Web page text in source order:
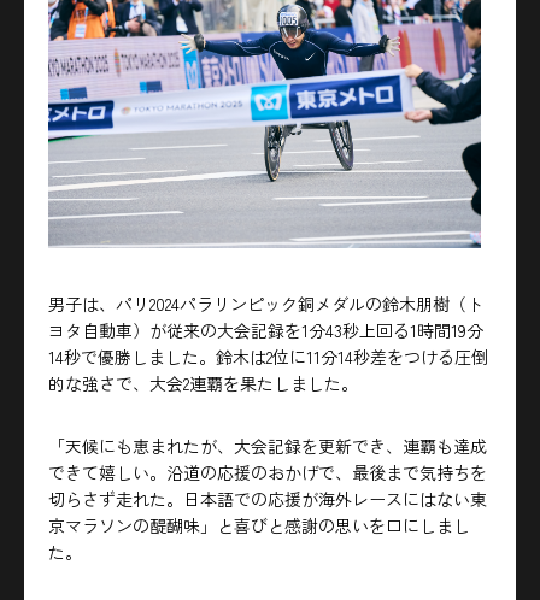
男子は、パリ2024パラリンピック銅メダルの鈴木朋樹（ト
ヨタ自動車）が従来の大会記録を1分43秒上回る1時間19分
14秒で優勝しました。鈴木は2位に11分14秒差をつける圧倒
的な強さで、大会2連覇を果たしました。
「天候にも恵まれたが、大会記録を更新でき、連覇も達成
できて嬉しい。沿道の応援のおかげで、最後まで気持ちを
切らさず走れた。日本語での応援が海外レースにはない東
京マラソンの醍醐味」と喜びと感謝の思いを口にしまし
た。